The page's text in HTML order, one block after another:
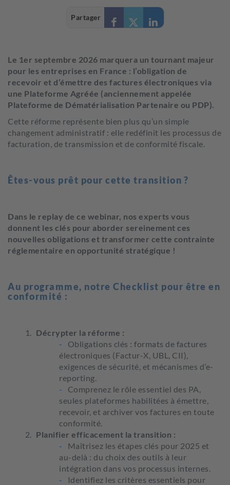
Partager
Le 1er septembre 2026 marquera un tournant majeur
pour les entreprises en France : l’obligation de
recevoir et d’émettre des factures électroniques via
une Plateforme Agréée (anciennement appelée
Plateforme de Dématérialisation Partenaire ou PDP).
Cette réforme représente bien plus qu’un simple
changement administratif : elle redéfinit les processus de
facturation, de transmission et de conformité fiscale.
Êtes-vous prêt pour cette transition ?
Dans le replay de ce webinar, nos experts vous
donnent les clés pour aborder sereinement ces
nouvelles obligations et transformer cette contrainte
réglementaire en opportunité stratégique !
Au programme, notre Checklist pour être en
conformité :
Décrypter la réforme :
Obligations clés : formats de factures
électroniques (Factur-X, UBL, CII),
exigences de sécurité, et mécanismes d’e-
reporting.
Comprenez le rôle essentiel des PA,
seules plateformes habilitées à émettre,
recevoir, et archiver vos factures en toute
conformité.
Planifier efficacement la transition :
Maîtrisez les étapes clés pour 2025 et
au-delà : du choix des outils à leur
intégration dans vos processus internes.
Identifiez les critères essentiels pour